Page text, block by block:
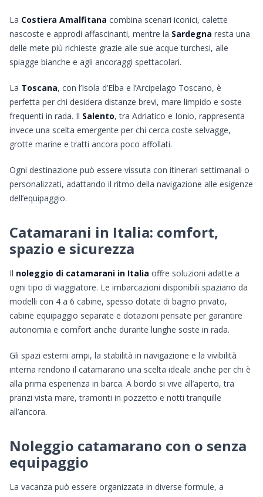
La Costiera Amalfitana combina scenari iconici, calette
nascoste e approdi affascinanti, mentre la Sardegna resta una
delle mete più richieste grazie alle sue acque turchesi, alle
spiagge bianche e agli ancoraggi spettacolari.
La Toscana, con l’Isola d’Elba e l’Arcipelago Toscano, è
perfetta per chi desidera distanze brevi, mare limpido e soste
frequenti in rada. Il Salento, tra Adriatico e Ionio, rappresenta
invece una scelta emergente per chi cerca coste selvagge,
grotte marine e tratti ancora poco affollati.
Ogni destinazione può essere vissuta con itinerari settimanali o
personalizzati, adattando il ritmo della navigazione alle esigenze
dell’equipaggio.
Catamarani in Italia: comfort,
spazio e sicurezza
Il noleggio di catamarani in Italia offre soluzioni adatte a
ogni tipo di viaggiatore. Le imbarcazioni disponibili spaziano da
modelli con 4 a 6 cabine, spesso dotate di bagno privato,
cabine equipaggio separate e dotazioni pensate per garantire
autonomia e comfort anche durante lunghe soste in rada.
Gli spazi esterni ampi, la stabilità in navigazione e la vivibilità
interna rendono il catamarano una scelta ideale anche per chi è
alla prima esperienza in barca. A bordo si vive all’aperto, tra
pranzi vista mare, tramonti in pozzetto e notti tranquille
all’ancora.
Noleggio catamarano con o senza
equipaggio
La vacanza può essere organizzata in diverse formule, a